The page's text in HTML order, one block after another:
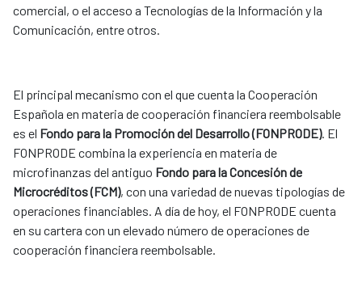
comercial, o el acceso a Tecnologías de la Información y la
Comunicación, entre otros.
El principal mecanismo con el que cuenta la Cooperación
Española en materia de cooperación financiera reembolsable
es el Fondo para la Promoción del Desarrollo (FONPRODE). El
FONPRODE combina la experiencia en materia de
microfinanzas del antiguo Fondo para la Concesión de
Microcréditos (FCM), con una variedad de nuevas tipologías de
operaciones financiables. A día de hoy, el FONPRODE cuenta
en su cartera con un elevado número de operaciones de
cooperación financiera reembolsable.